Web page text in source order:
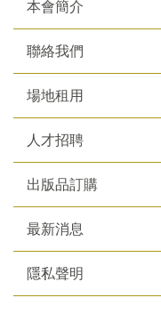
本會簡介
聯絡我們
場地租用
人才招聘
出版品訂購
最新消息
隱私聲明